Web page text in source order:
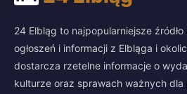
24 Elbląg to najpopularniejsze
ogłoszeń i informacji z Elbląga i
dostarcza rzetelne informacje o
kulturze oraz sprawach ważnych dla